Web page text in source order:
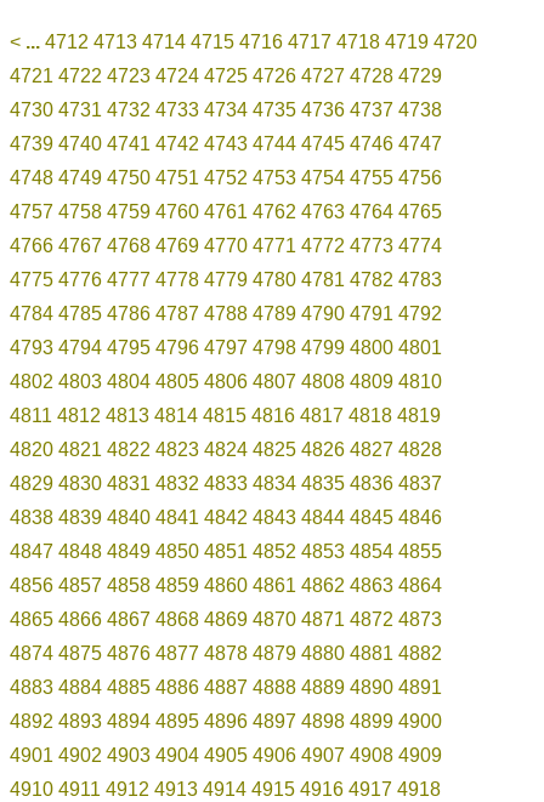
< ... 4712 4713 4714 4715 4716 4717 4718 4719 4720
4721 4722 4723 4724 4725 4726 4727 4728 4729
4730 4731 4732 4733 4734 4735 4736 4737 4738
4739 4740 4741 4742 4743 4744 4745 4746 4747
4748 4749 4750 4751 4752 4753 4754 4755 4756
4757 4758 4759 4760 4761 4762 4763 4764 4765
4766 4767 4768 4769 4770 4771 4772 4773 4774
4775 4776 4777 4778 4779 4780 4781 4782 4783
4784 4785 4786 4787 4788 4789 4790 4791 4792
4793 4794 4795 4796 4797 4798 4799 4800 4801
4802 4803 4804 4805 4806 4807 4808 4809 4810
4811 4812 4813 4814 4815 4816 4817 4818 4819
4820 4821 4822 4823 4824 4825 4826 4827 4828
4829 4830 4831 4832 4833 4834 4835 4836 4837
4838 4839 4840 4841 4842 4843 4844 4845 4846
4847 4848 4849 4850 4851 4852 4853 4854 4855
4856 4857 4858 4859 4860 4861 4862 4863 4864
4865 4866 4867 4868 4869 4870 4871 4872 4873
4874 4875 4876 4877 4878 4879 4880 4881 4882
4883 4884 4885 4886 4887 4888 4889 4890 4891
4892 4893 4894 4895 4896 4897 4898 4899 4900
4901 4902 4903 4904 4905 4906 4907 4908 4909
4910 4911 4912 4913 4914 4915 4916 4917 4918